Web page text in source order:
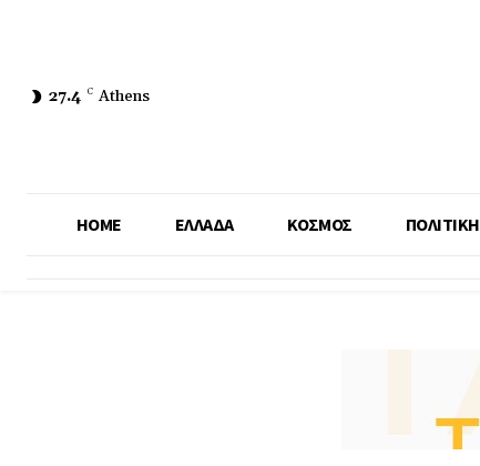
27.4 C Athens
HOME ΕΛΛΑΔΑ ΚΟΣΜΟΣ ΠΟΛΙΤΙΚΗ